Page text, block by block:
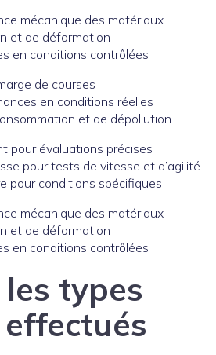
mécanique des matériaux
et de déformation
en conditions contrôlées
de courses
en conditions réelles
et de dépollution
pour évaluations précises
pour tests de vitesse et d’agilité
pour conditions spécifiques
mécanique des matériaux
et de déformation
en conditions contrôlées
les types
effectués